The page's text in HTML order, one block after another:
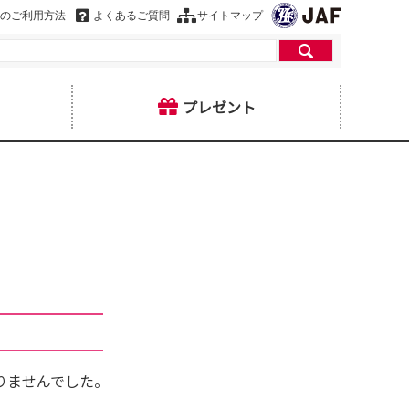
ご利用方法 よくあるご質問 サイトマップ
プレゼント
せんでした。